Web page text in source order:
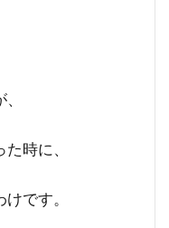
時に、
です。